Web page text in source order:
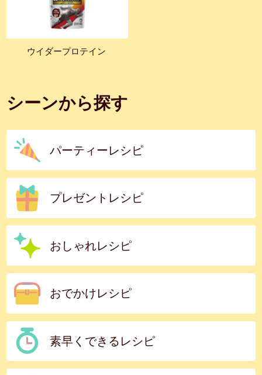
ウイダープロテイン
シーンから探す
パーティーレシピ
プレゼントレシピ
おしゃれレシピ
おでかけレシピ
素早くできるレシピ